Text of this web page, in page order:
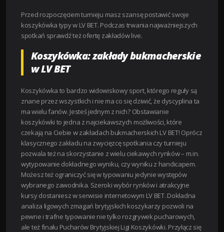
Przed rozpoczęciem turnieju masz szansę postawić swoje
koszykówka typy w LV BET. Podczas trwania najważniejszych
spotkań sprawdź też ofertę zakładów live.
Koszykówka: zakłady bukmacherskie
w LV BET
Koszykówka to bardzo widowiskowy sport, którego reguły są
znane przez wszystkich i nie ma co się dziwić, że dyscyplina ta
ma wielu fanów. Jesteś jednym z nich? Obstawianie
koszykówki to jedna z najciekawszych możliwości, które
czekają na Ciebie w zakładach bukmacherskich LV BET! Oprócz
klasycznego zakładu na zwycięzcę spotkania czy turnieju
pozwala też na skorzystanie z wielu ciekawych rynków – m.in.
wytypowanie dokładnego wyniku, czy wyniku z handicapem.
Możesz też ograniczyć się w typowaniu jedynie występów
wybranego zawodnika. Szeroki wybór rynków i atrakcyjne
kursy dostaniesz w serwisie internetowym LV BET. Dokładna
analiza ligowych zmagań brytyjskich koszykarzy pozwoli na
pewne i trafne typowanie nie tylko rozgrywek pucharowych,
ale też finału Pucharów Brytyjskiej Ligi Koszykówki. Przyłącz się